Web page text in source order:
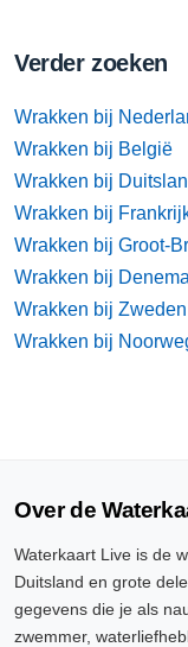
Verder zoeken
Wrakken bij
Wrakken bij België
Wrakken bij
Wrakken bij
Wrakken bij Groot-
Wrakken bij
Wrakken bij Zweden
Wrakken bij
Over de
Waterkaart Live is de
Duitsland en grote
gegevens die je als
zwemmer,